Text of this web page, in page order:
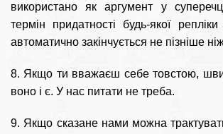
використано як аргумент у
термін придатності будь-якої
автоматично закінчується не пізніше
8. Якщо ти вважаєш себе товстою,
воно і є. У нас питати не треба.
9. Якщо сказане нами можна